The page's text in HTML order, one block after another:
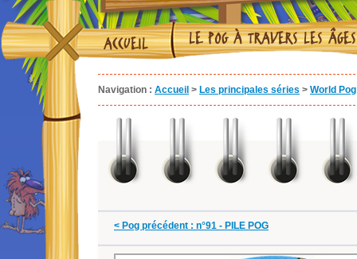
ACCUEIL LE POG À TRAVERS LES ÂGES
Navigation : Accueil > Les principales séries > World
< Pog précédent : n°91 - PILE POG